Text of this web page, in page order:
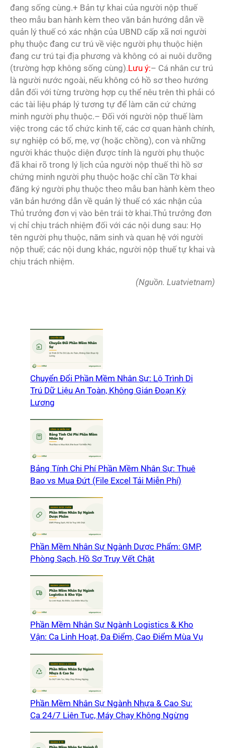
đang sống cùng.+ Bản tự khai của người nộp thuế
theo mẫu ban hành kèm theo văn bản hướng dẫn về
quản lý thuế có xác nhận của UBND cấp xã nơi người
phụ thuộc đang cư trú về việc người phụ thuộc hiện
đang cư trú tại địa phương và không có ai nuôi dưỡng
(trường hợp không sống cùng).Lưu ý:– Cá nhân cư trú
là người nước ngoài, nếu không có hồ sơ theo hướng
dẫn đối với từng trường hợp cụ thể nêu trên thì phải có
các tài liệu pháp lý tương tự để làm căn cứ chứng
minh người phụ thuộc.– Đối với người nộp thuế làm
việc trong các tổ chức kinh tế, các cơ quan hành chính,
sự nghiệp có bố, mẹ, vợ (hoặc chồng), con và những
người khác thuộc diện được tính là người phụ thuộc
đã khai rõ trong lý lịch của người nộp thuế thì hồ sơ
chứng minh người phụ thuộc hoặc chỉ cần Tờ khai
đăng ký người phụ thuộc theo mẫu ban hành kèm theo
văn bản hướng dẫn về quản lý thuế có xác nhận của
Thủ trưởng đơn vị vào bên trái tờ khai.Thủ trưởng đơn
vị chỉ chịu trách nhiệm đối với các nội dung sau: Họ
tên người phụ thuộc, năm sinh và quan hệ với người
nộp thuế; các nội dung khác, người nộp thuế tự khai và
chịu trách nhiệm.
(Nguồn. Luatvietnam)
Chuyển Đổi Phần Mềm Nhân Sự: Lộ Trình Di
Trú Dữ Liệu An Toàn, Không Gián Đoạn Kỳ
Lương
Bảng Tính Chi Phí Phần Mềm Nhân Sự: Thuê
Bao vs Mua Đứt (File Excel Tải Miễn Phí)
Phần Mềm Nhân Sự Ngành Dược Phẩm: GMP,
Phòng Sạch, Hồ Sơ Truy Vết Chặt
Phần Mềm Nhân Sự Ngành Logistics & Kho
Vận: Ca Linh Hoạt, Đa Điểm, Cao Điểm Mùa Vụ
Phần Mềm Nhân Sự Ngành Nhựa & Cao Su:
Ca 24/7 Liên Tục, Máy Chạy Không Ngừng